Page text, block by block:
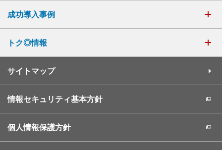
成功導入事例
トク◎情報
サイトマップ
情報セキュリティ基本方針
個人情報保護方針